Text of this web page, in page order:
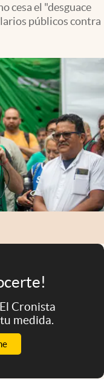
cesa el "desguace
públicos contra
Cronista
medida.